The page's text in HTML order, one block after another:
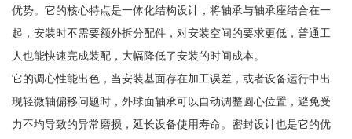
优势。它的核心特点是一体化结构设计，将轴承与轴承座结合在一
起，安装时不需要额外拆分配件，对安装空间的要求更低，普通工
人也能快速完成装配，大幅降低了安装的时间成本。
它的调心性能出色，当安装基面存在加工误差，或者设备运行中出
现轻微轴偏移问题时，外球面轴承可以自动调整圆心位置，避免受
力不均导致的异常磨损，延长设备使用寿命。密封设计也是它的优